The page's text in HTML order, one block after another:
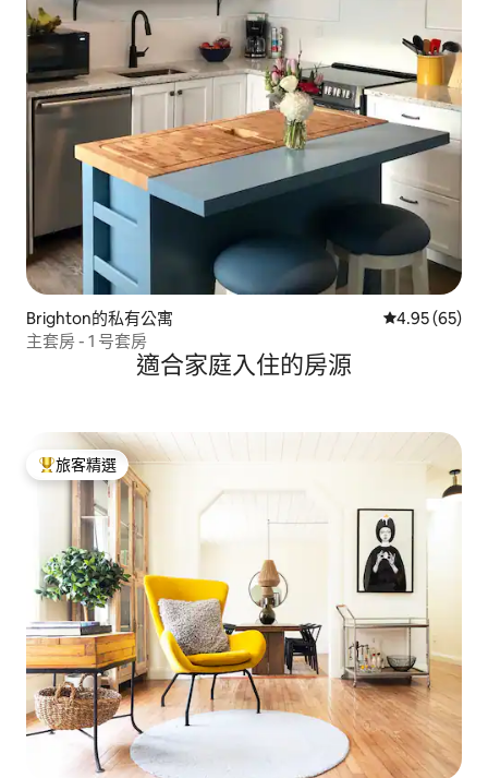
Brighton的私有公寓 從 65 則評價
4.95 (65)
主套房 - 1 号套房
適合家庭入住的房源
旅客精選榜首
旅客精選